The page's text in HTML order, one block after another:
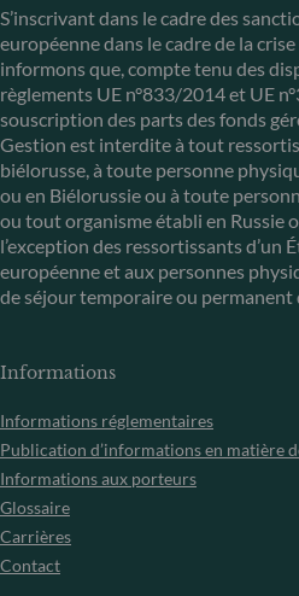
S’inscrivant dans le cadre des
européenne dans le cadre de la
informons que, compte tenu des
règlements UE n°833/2014 et UE
souscription des parts des fonds
Gestion est interdite à tout
biélorusse, à toute personne
ou en Biélorussie ou à toute
ou tout organisme établi en Russie
l’exception des ressortissants d’un
européenne et aux personnes
de séjour temporaire ou permanent
Informations
Informations réglementaires
Publication d’informations en matière
Informations aux porteurs
Glossaire
Carrières
Contact